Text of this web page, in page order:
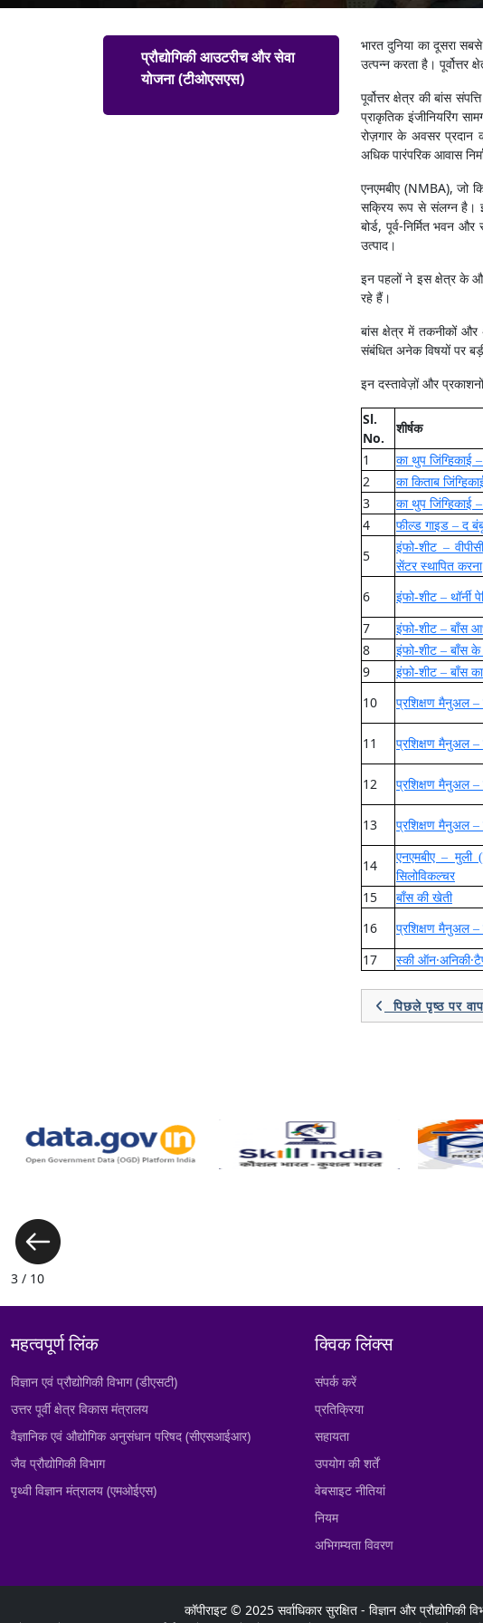
Schemes Menu
प्रौद्योगिकी आउटरीच और सेवा
योजना (टीओएसएस)
भारत दुनिया का दूसरा
उत्पन्न करता है।
पूर्वोत्तर क्षेत्र की बांस
प्राकृतिक इंजीनियरिंग
रोज़गार के अवसर प्रदान
अधिक पारंपरिक आवास
एनएमबीए (NMBA), जो
सक्रिय रूप से संलग्न है।
बोर्ड, पूर्व-निर्मित भवन
उत्पाद।
इन पहलों ने इस क्षेत्र के
रहे हैं।
बांस क्षेत्र में तकनीकों और
संबंधित अनेक विषयों पर
इन दस्तावेज़ों और
Sl.
No.
शीर्षक
1 का थुप जिंग्हिकाई
2 का किताब
3 का थुप जिंग्हिकाई
4 फील्ड गाइड – द
5
इंफो-शीट –
सेंटर स्थापित करना
6 इंफो-शीट – थॉर्नी
7 इंफो-शीट – बाँस
8 इंफो-शीट – बाँस के
9 इंफो-शीट – बाँस
10 प्रशिक्षण मैनुअल –
11 प्रशिक्षण मैनुअल
12 प्रशिक्षण मैनुअल –
13 प्रशिक्षण मैनुअल –
14
एनएमबीए – मुली
सिलोविकल्चर
15 बाँस की खेती
16 प्रशिक्षण मैनुअल
17 स्की ऑन·अनिकी·
 पिछले पृष्ठ पर
3 / 10
महत्वपूर्ण लिंक
विज्ञान एवं प्रौद्योगिकी विभाग (डीएसटी)
उत्तर पूर्वी क्षेत्र विकास मंत्रालय
वैज्ञानिक एवं औद्योगिक अनुसंधान परिषद (सीएसआईआर)
जैव प्रौद्योगिकी विभाग
पृथ्वी विज्ञान मंत्रालय (एमओईएस)
क्विक लिंक्स
संपर्क करें
प्रतिक्रिया
सहायता
उपयोग की शर्तें
वेबसाइट नीतियां
नियम
अभिगम्यता विवरण
कॉपीराइट © 2025 सर्वाधिकार सुरक्षित - विज्ञान और